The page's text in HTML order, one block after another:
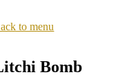
to menu
Bomb